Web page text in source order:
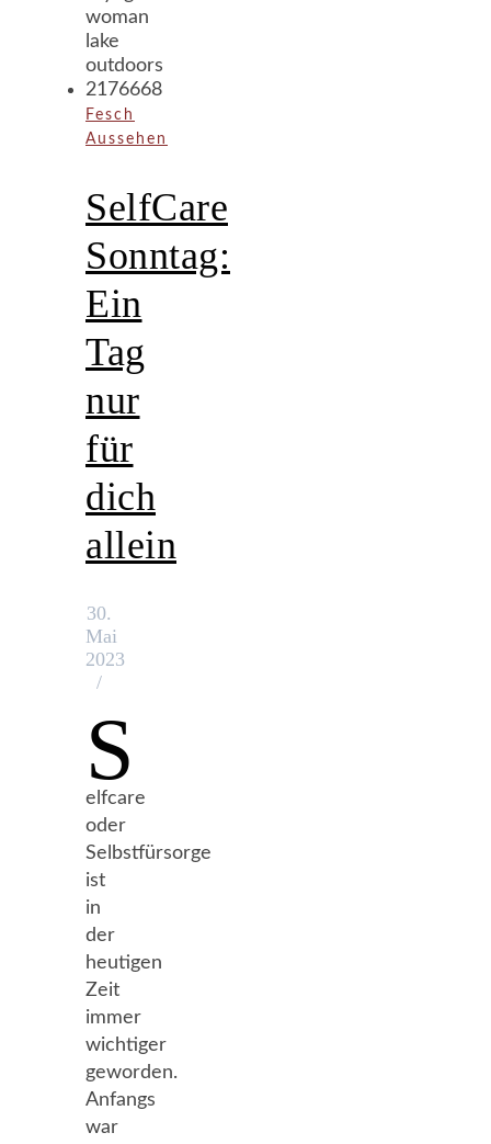
Fesch
Aussehen
SelfCare
Sonntag:
Ein
Tag
nur
für
dich
allein
30.
Mai
2023
/
S
elfcare
oder
Selbstfürsorge
ist
in
der
heutigen
Zeit
immer
wichtiger
geworden.
Anfangs
war